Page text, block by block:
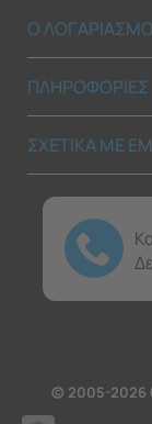
Ο
ΠΛΗΡΟΦΟΡΙΕΣ
ΣΧΕΤΙΚΑ ΜΕ
© 2005-2026